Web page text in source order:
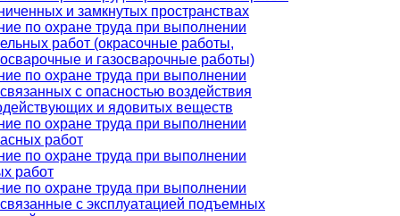
и замкнутых пространствах
по охране труда при выполнении
работ (окрасочные работы,
и газосварочные работы)
по охране труда при выполнении
с опасностью воздействия
и ядовитых веществ
по охране труда при выполнении
работ
по охране труда при выполнении
работ
по охране труда при выполнении
с эксплуатацией подъемных